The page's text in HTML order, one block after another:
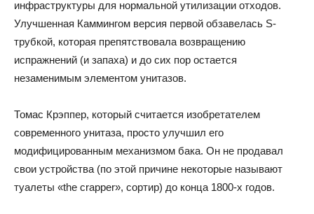
инфраструктуры для нормальной утилизации отходов.
Улучшенная Каммингом версия первой обзавелась S-
трубкой, которая препятствовала возвращению
испражнений (и запаха) и до сих пор остается
незаменимым элементом унитазов.
Томас Крэппер, который считается изобретателем
современного унитаза, просто улучшил его
модифицированным механизмом бака. Он не продавал
свои устройства (по этой причине некоторые называют
туалеты «the crapper», сортир) до конца 1800-х годов.